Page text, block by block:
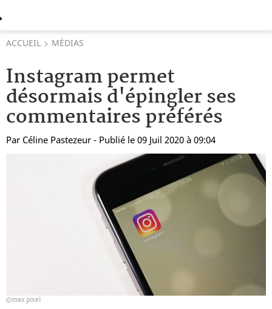
ACCUEIL MÉDIAS
Instagram permet
désormais d'épingler ses
commentaires préférés
Par Céline Pastezeur - Publié le 09 Juil 2020 à 09:04
max pixel